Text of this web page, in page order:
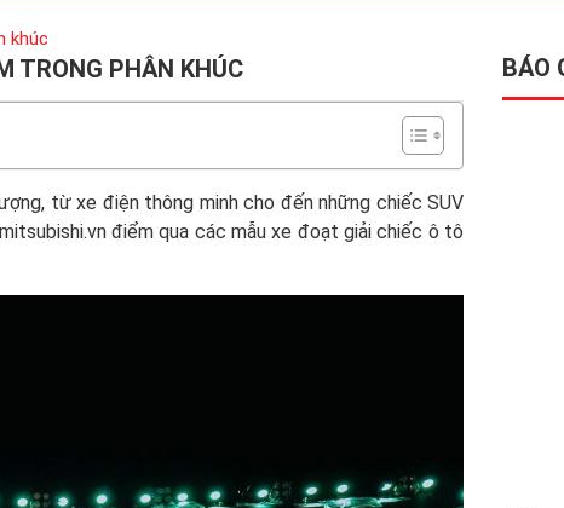
khúc
TRONG PHÂN KHÚC
từ xe điện thông minh cho đến những chiếc SUV
điểm qua các mẫu xe đoạt giải chiếc ô tô
BÁO